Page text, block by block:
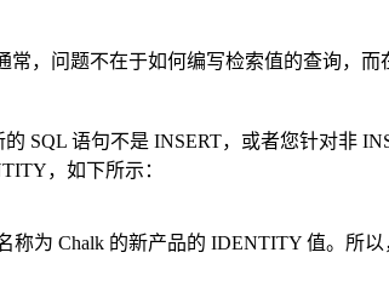
，问题不在于如何编写检索值的查询，而
SQL 语句不是 INSERT，或者您针对非
，如下所示：
为 Chalk 的新产品的 IDENTITY 值。所